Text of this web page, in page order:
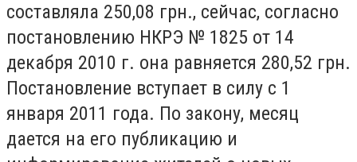
составляла 250,08 грн., сейчас, согласно
постановлению НКРЭ № 1825 от 14
декабря 2010 г. она равняется 280,52 грн.
Постановление вступает в силу с 1
января 2011 года. По закону, месяц
дается на его публикацию и